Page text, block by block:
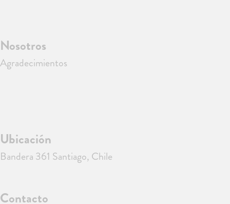
Nosotros
Agradecimientos
Ubicación
Bandera 361 Santiago, Chile
Contacto